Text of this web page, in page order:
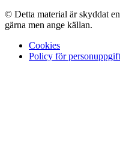
© Detta material är skyddat
gärna men ange källan.
Cookies
Policy för